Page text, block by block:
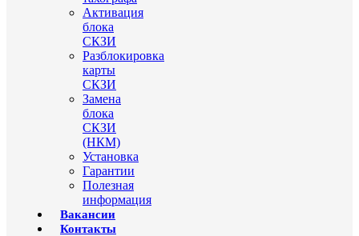
Активация
блока
СКЗИ
Разблокировка
карты
СКЗИ
Замена
блока
СКЗИ
(НКМ)
Установка
Гарантии
Полезная
информация
Вакансии
Контакты